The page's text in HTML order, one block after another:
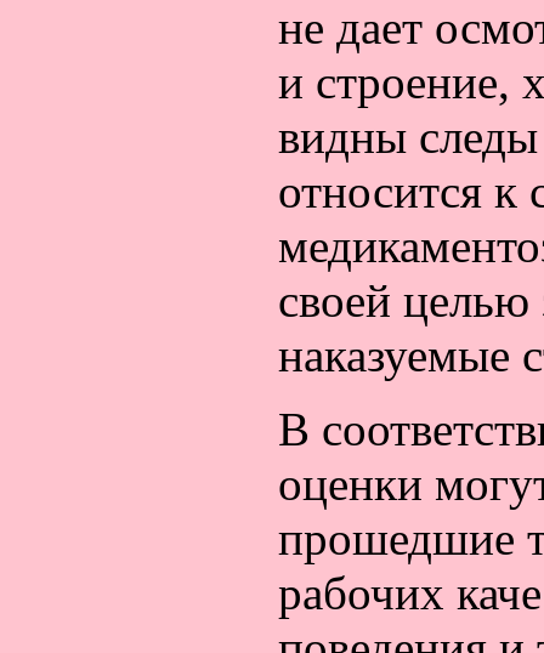
не дает
и строение,
видны
относится к
своей целью
наказуемые
В
оценки
прошедшие
рабочих